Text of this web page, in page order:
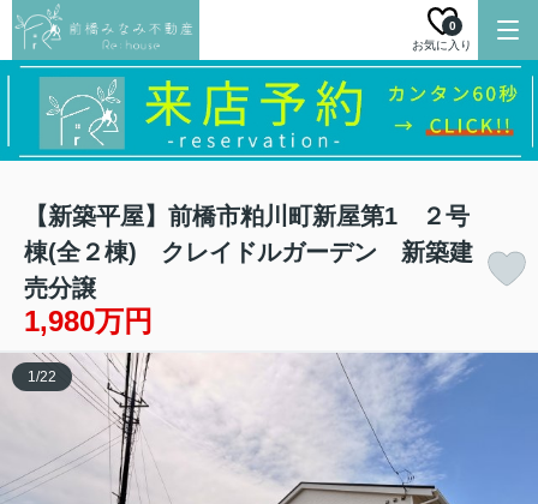
お気に入り
0
【新築平屋】前橋市粕川町新屋第1 ２号
棟(全２棟) クレイドルガーデン 新築建
売分譲
1,980万円
1/22